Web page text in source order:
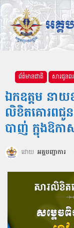
ព័ត៌មានជាតិ សារជូនពរ
ឯកឧត្ដម នាយ
លិខិតគោរពជូ
បាញ់ ក្នុងឱ
ដោយ អគ្គបញ្ជាការ